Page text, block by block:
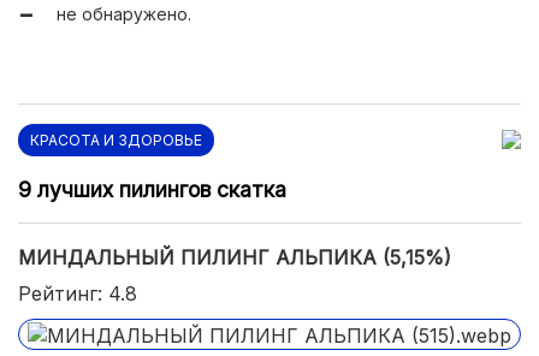
не обнаружено.
КРАСОТА И ЗДОРОВЬЕ
9 лучших пилингов скатка
МИНДАЛЬНЫЙ ПИЛИНГ АЛЬПИКА (5,15%)
Рейтинг: 4.8